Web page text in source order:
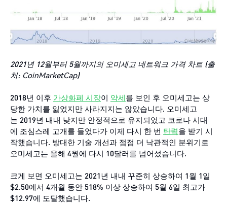
2021년 12월부터 5월까지의 오미세고 네트워크 가격 차트 (출
처: CoinMarketCap)
2018년 이후 가상화폐 시장이 약세를 보인 후 오미세고는 상
당한 가치를 잃었지만 사라지지는 않았습니다. 오미세고
는 2019년 내내 낮지만 안정적으로 유지되었고 코로나 시대
에 조심스레 고개를 들었다가 이제 다시 한 번 탄력을 받기 시
작했습니다. 방대한 기술 개선과 점점 더 낙관적인 분위기로
오미세고는 올해 4월에 다시 10달러를 넘어섰습니다.
크게 보면 오미세고는 2021년 내내 꾸준히 상승하여 1월 1일
$2.50에서 4개월 동안 518% 이상 상승하여 5월 6일 최고가
$12.97에 도달했습니다.